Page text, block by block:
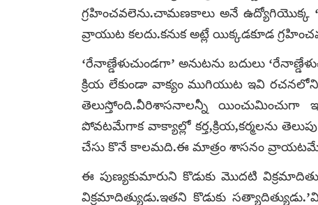
గ్రహించవలెను.చామణకాలు అనే ఉద్యోగియొక్క
వ్రాయుట కలదు.కనుక అట్లే యిక్కడకూడ
‘రేనాణ్డేళుచుండగా’ అనుటను బదులు
క్రియ లేకుండా వాక్యం ముగియుట ఇవి
తెలుస్తోంది.వీరిశాసనాలన్నీ యించుమించుగా
పోవటమేగాక వాక్యాల్లో కర్త,క్రియ,కర్మలను
చేసు కొనే కాలమది.ఈ మాత్రం శాసనం
ఈ పుణ్యకుమారుని కొడుకు మొదటి
విక్రమాదిత్యుడు.ఇతని కొడుకు సత్యా